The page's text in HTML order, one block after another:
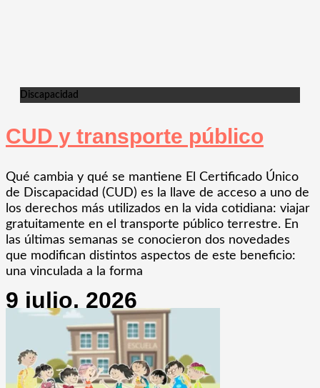
Discapacidad
CUD y transporte público
Qué cambia y qué se mantiene El Certificado Único
de Discapacidad (CUD) es la llave de acceso a uno de
los derechos más utilizados en la vida cotidiana: viajar
gratuitamente en el transporte público terrestre. En
las últimas semanas se conocieron dos novedades
que modifican distintos aspectos de este beneficio:
una vinculada a la forma
9 julio, 2026